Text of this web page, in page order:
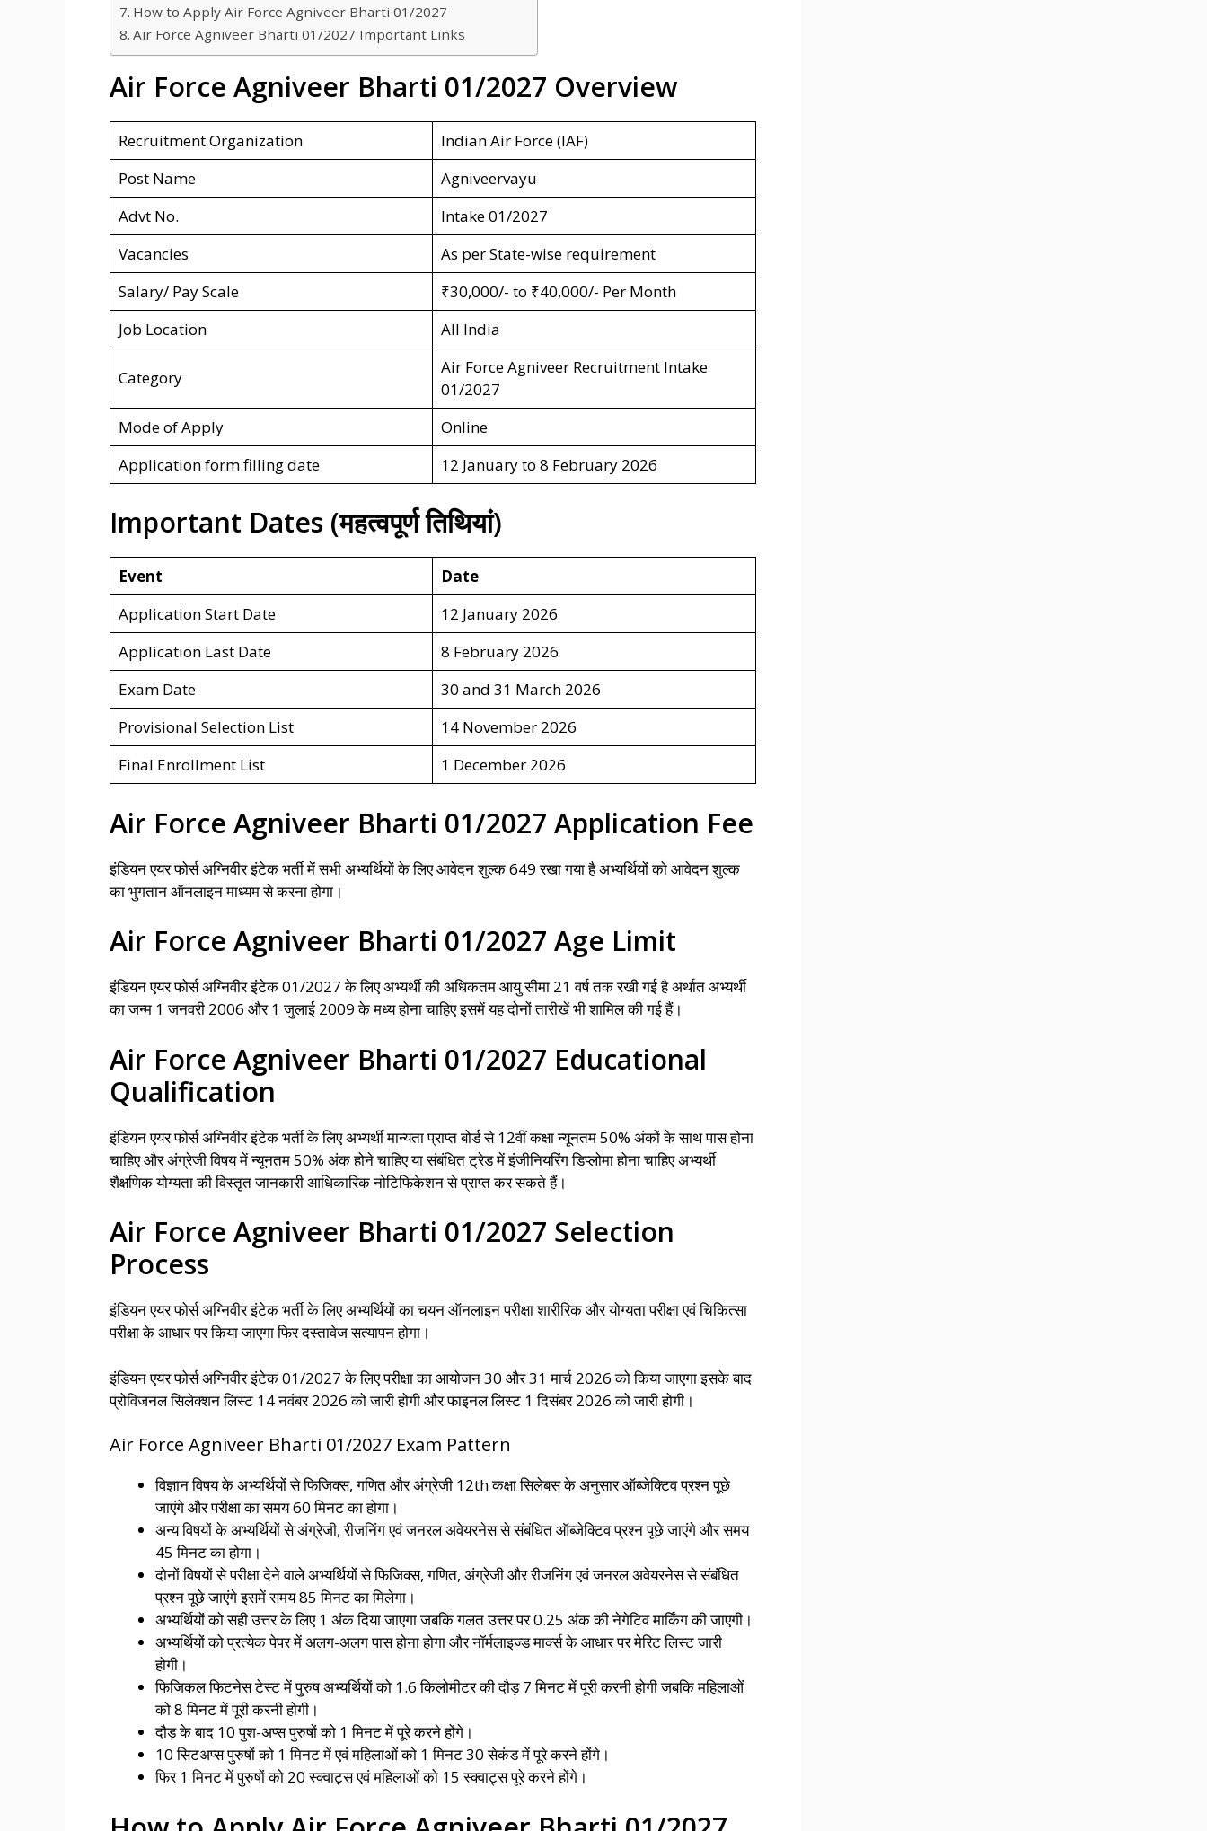
How to Apply Air Force Agniveer Bharti 01/2027
Air Force Agniveer Bharti 01/2027 Important Links
Air Force Agniveer Bharti 01/2027 Overview
Recruitment Organization
Indian Air Force (IAF)
Post Name
Agniveervayu
Advt No.
Intake 01/2027
Vacancies
As per State-wise requirement
Salary/ Pay Scale
₹30,000/- to ₹40,000/- Per Month
Job Location
All India
Category
Air Force Agniveer Recruitment Intake
01/2027
Mode of Apply
Online
Application form filling date
12 January to 8 February 2026
Important Dates (महत्वपूर्ण तिथियां)
Event
Date
Application Start Date
12 January 2026
Application Last Date
8 February 2026
Exam Date
30 and 31 March 2026
Provisional Selection List
14 November 2026
Final Enrollment List
1 December 2026
Air Force Agniveer Bharti 01/2027 Application Fee
इंडियन एयर फोर्स अग्निवीर इंटेक भर्ती में सभी अभ्यर्थियों के लिए आवेदन शुल्क 649 रखा गया है अभ्यर्थियों को आवेदन शुल्क
का भुगतान ऑनलाइन माध्यम से करना होगा।
Air Force Agniveer Bharti 01/2027 Age Limit
इंडियन एयर फोर्स अग्निवीर इंटेक 01/2027 के लिए अभ्यर्थी की अधिकतम आयु सीमा 21 वर्ष तक रखी गई है अर्थात अभ्यर्थी
का जन्म 1 जनवरी 2006 और 1 जुलाई 2009 के मध्य होना चाहिए इसमें यह दोनों तारीखें भी शामिल की गई हैं।
Air Force Agniveer Bharti 01/2027 Educational
Qualification
इंडियन एयर फोर्स अग्निवीर इंटेक भर्ती के लिए अभ्यर्थी मान्यता प्राप्त बोर्ड से 12वीं कक्षा न्यूनतम 50% अंकों के साथ पास होना
चाहिए और अंग्रेजी विषय में न्यूनतम 50% अंक होने चाहिए या संबंधित ट्रेड में इंजीनियरिंग डिप्लोमा होना चाहिए अभ्यर्थी
शैक्षणिक योग्यता की विस्तृत जानकारी आधिकारिक नोटिफिकेशन से प्राप्त कर सकते हैं।
Air Force Agniveer Bharti 01/2027 Selection
Process
इंडियन एयर फोर्स अग्निवीर इंटेक भर्ती के लिए अभ्यर्थियों का चयन ऑनलाइन परीक्षा शारीरिक और योग्यता परीक्षा एवं चिकित्सा
परीक्षा के आधार पर किया जाएगा फिर दस्तावेज सत्यापन होगा।
इंडियन एयर फोर्स अग्निवीर इंटेक 01/2027 के लिए परीक्षा का आयोजन 30 और 31 मार्च 2026 को किया जाएगा इसके बाद
प्रोविजनल सिलेक्शन लिस्ट 14 नवंबर 2026 को जारी होगी और फाइनल लिस्ट 1 दिसंबर 2026 को जारी होगी।
Air Force Agniveer Bharti 01/2027 Exam Pattern
विज्ञान विषय के अभ्यर्थियों से फिजिक्स, गणित और अंग्रेजी 12th कक्षा सिलेबस के अनुसार ऑब्जेक्टिव प्रश्न पूछे
जाएंगे और परीक्षा का समय 60 मिनट का होगा।
अन्य विषयों के अभ्यर्थियों से अंग्रेजी, रीजनिंग एवं जनरल अवेयरनेस से संबंधित ऑब्जेक्टिव प्रश्न पूछे जाएंगे और समय
45 मिनट का होगा।
दोनों विषयों से परीक्षा देने वाले अभ्यर्थियों से फिजिक्स, गणित, अंग्रेजी और रीजनिंग एवं जनरल अवेयरनेस से संबंधित
प्रश्न पूछे जाएंगे इसमें समय 85 मिनट का मिलेगा।
अभ्यर्थियों को सही उत्तर के लिए 1 अंक दिया जाएगा जबकि गलत उत्तर पर 0.25 अंक की नेगेटिव मार्किंग की जाएगी।
अभ्यर्थियों को प्रत्येक पेपर में अलग-अलग पास होना होगा और नॉर्मलाइज्ड मार्क्स के आधार पर मेरिट लिस्ट जारी
होगी।
फिजिकल फिटनेस टेस्ट में पुरुष अभ्यर्थियों को 1.6 किलोमीटर की दौड़ 7 मिनट में पूरी करनी होगी जबकि महिलाओं
को 8 मिनट में पूरी करनी होगी।
दौड़ के बाद 10 पुश-अप्स पुरुषों को 1 मिनट में पूरे करने होंगे।
10 सिटअप्स पुरुषों को 1 मिनट में एवं महिलाओं को 1 मिनट 30 सेकंड में पूरे करने होंगे।
फिर 1 मिनट में पुरुषों को 20 स्क्वाट्स एवं महिलाओं को 15 स्क्वाट्स पूरे करने होंगे।